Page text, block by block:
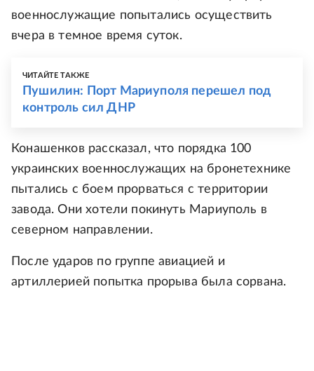
военнослужащие попытались осуществить
вчера в темное время суток.
ЧИТАЙТЕ ТАКЖЕ
Пушилин: Порт Мариуполя перешел под
контроль сил ДНР
Конашенков рассказал, что порядка 100
украинских военнослужащих на бронетехнике
пытались с боем прорваться с территории
завода. Они хотели покинуть Мариуполь в
северном направлении.
После ударов по группе авиацией и
артиллерией попытка прорыва была сорвана.